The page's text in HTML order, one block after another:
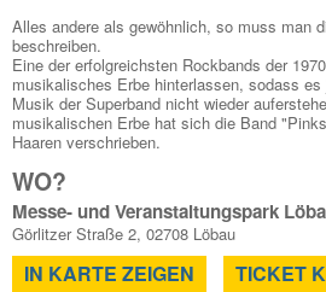
Alles andere als gewöhnlich, so muss man
beschreiben.
Eine der erfolgreichsten Rockbands der
musikalisches Erbe hinterlassen, sodass
Musik der Superband nicht wieder
musikalischen Erbe hat sich die Band
Haaren verschrieben.
WO?
Messe- und Veranstaltungspark
Görlitzer Straße 2, 02708 Löbau
IN KARTE ZEIGEN TICKET